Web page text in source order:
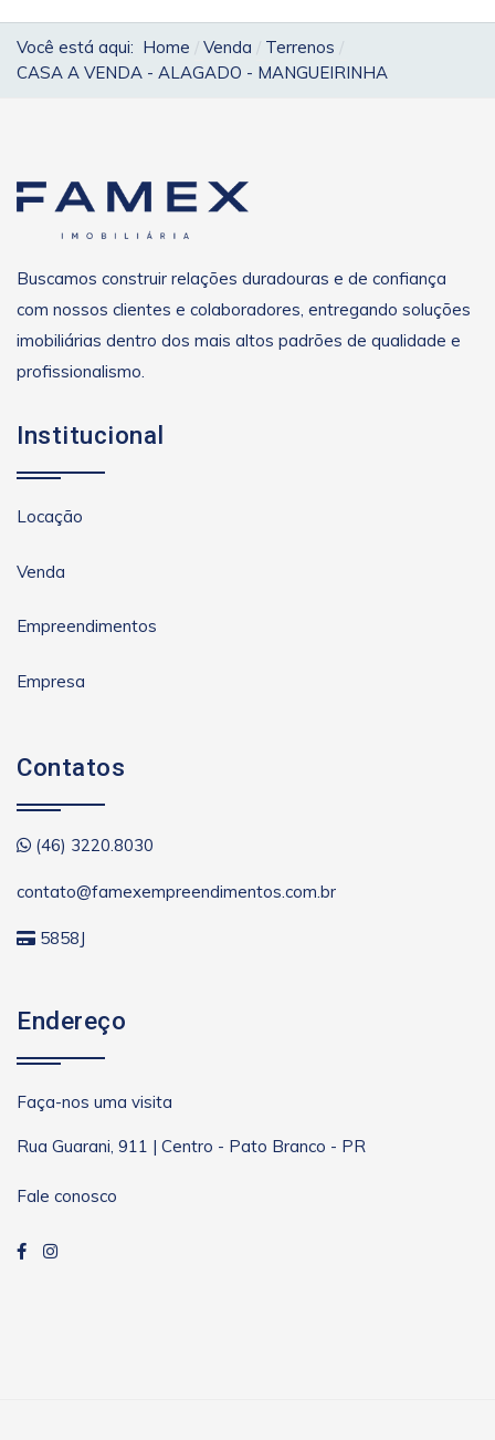
Você está aqui: Home Venda
Terrenos
CASA A VENDA - ALAGADO - MANGUEIRINHA
Buscamos construir relações duradouras e de confiança
com nossos clientes e colaboradores, entregando soluções
imobiliárias dentro dos mais altos padrões de qualidade e
profissionalismo.
Institucional
Locação
Venda
Empreendimentos
Empresa
Contatos
(46) 3220.8030
contato@famexempreendimentos.com.br
5858J
Endereço
Faça-nos uma visita
Rua Guarani, 911 | Centro - Pato Branco - PR
Fale conosco